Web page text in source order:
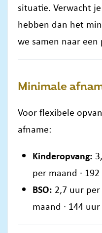
situatie. Verwacht
hebben dan het
we samen naar een
Minimale
Voor flexibele
afname:
Kinderopvang:
per maand ·
BSO: 2,7 uur
maand · 144